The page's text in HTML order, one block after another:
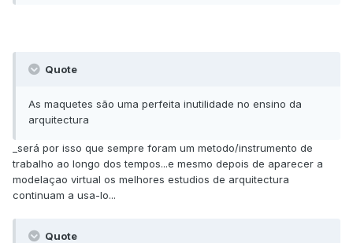
Quote
As maquetes são uma perfeita inutilidade no ensino da
arquitectura
_será por isso que sempre foram um metodo/instrumento de
trabalho ao longo dos tempos...e mesmo depois de aparecer a
modelaçao virtual os melhores estudios de arquitectura
continuam a usa-lo...
Quote